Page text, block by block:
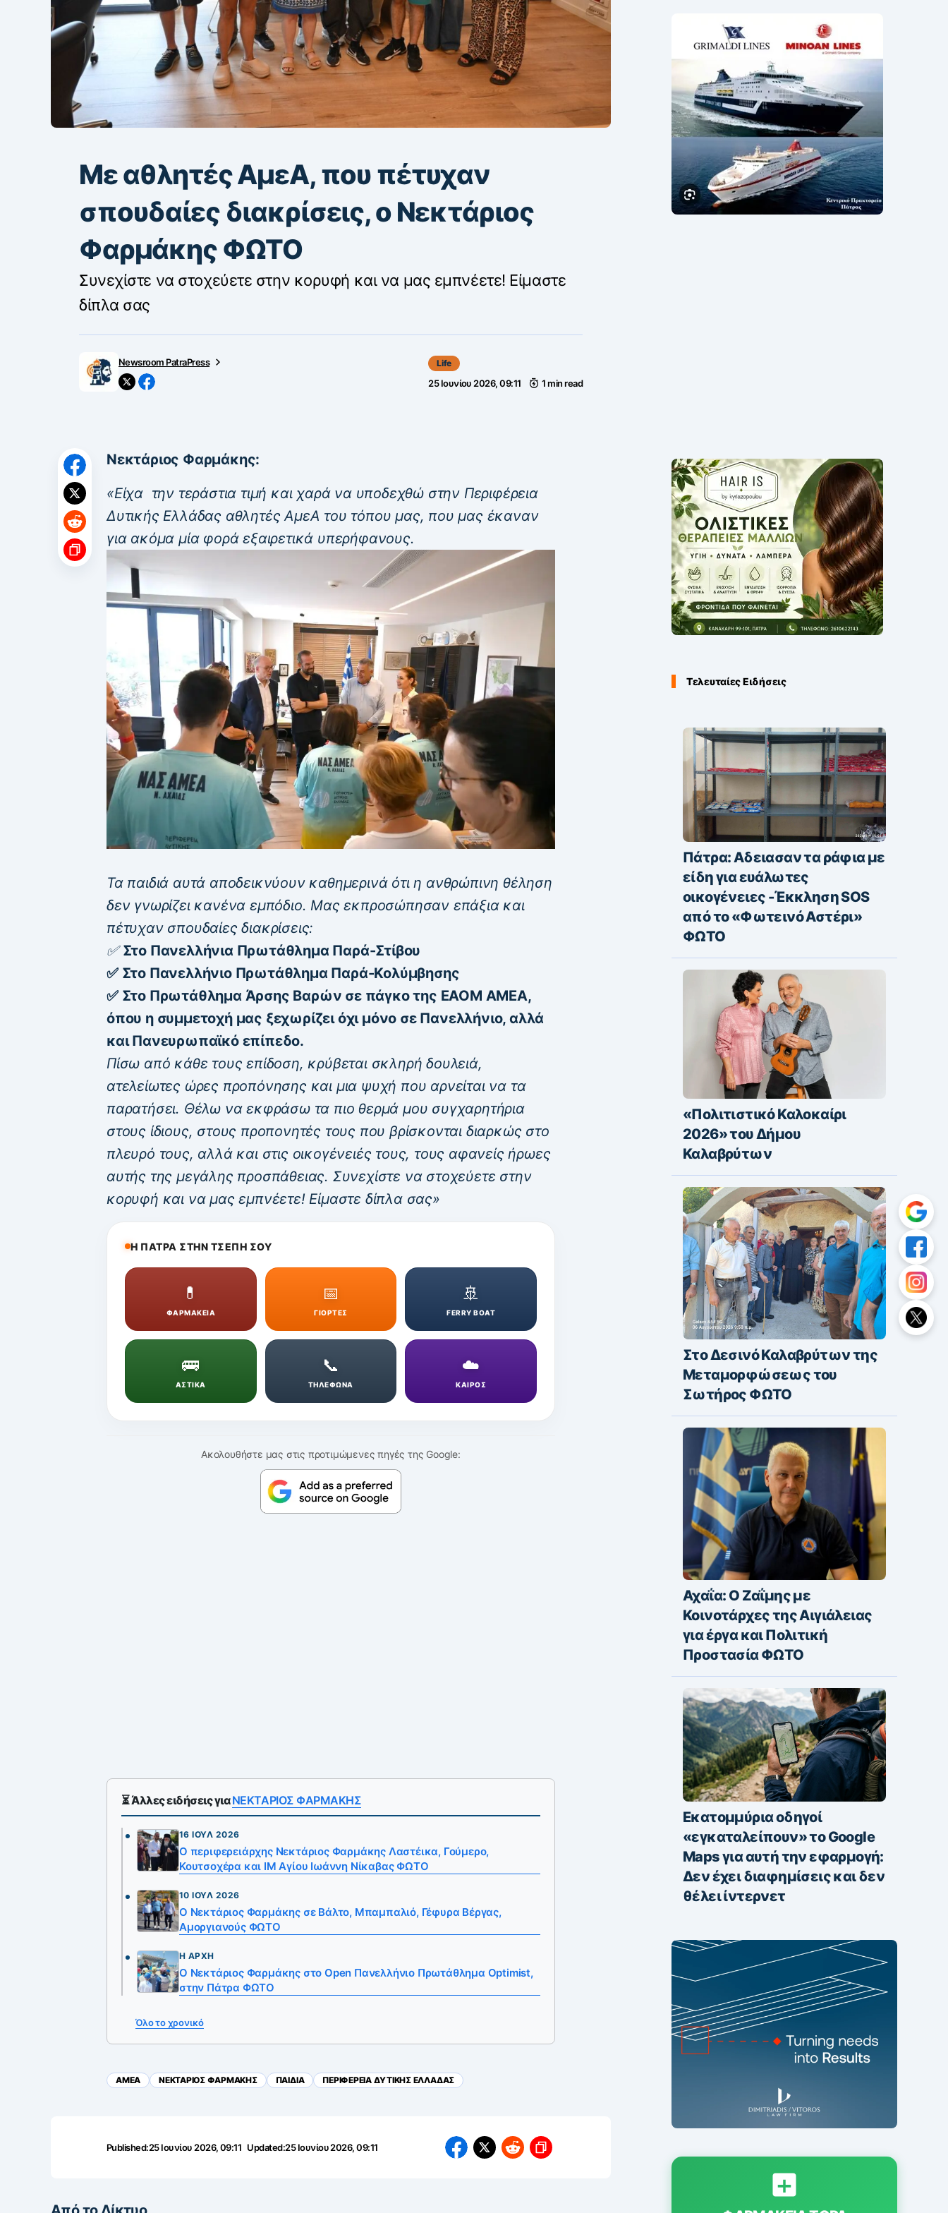
Με αθλητές ΑμεΑ, που πέτυχαν
σπουδαίες διακρίσεις, ο Νεκτάριος
Φαρμάκης ΦΩΤΟ
Συνεχίστε να στοχεύετε στην κορυφή και να μας εμπνέετε! Είμαστε
δίπλα σας
Newsroom PatraPress Life
25 Ιουνίου 2026, 09:11 1 min read
Νεκτάριος Φαρμάκης:
«Είχα την τεράστια τιμή και χαρά να υποδεχθώ στην Περιφέρεια
Δυτικής Ελλάδας αθλητές ΑμεΑ του τόπου μας, που μας έκαναν
για ακόμα μία φορά εξαιρετικά υπερήφανους.
Τα παιδιά αυτά αποδεικνύουν καθημερινά ότι η ανθρώπινη θέληση
δεν γνωρίζει κανένα εμπόδιο. Μας εκπροσώπησαν επάξια και
πέτυχαν σπουδαίες διακρίσεις:
✅Στο Πανελλήνια Πρωτάθλημα Παρά-Στίβου
✅ Στο Πανελλήνιο Πρωτάθλημα Παρά-Κολύμβησης
✅ Στο Πρωτάθλημα Άρσης Βαρών σε πάγκο της ΕΑΟΜ ΑΜΕΑ,
όπου η συμμετοχή μας ξεχωρίζει όχι μόνο σε Πανελλήνιο, αλλά
και Πανευρωπαϊκό επίπεδο.
Πίσω από κάθε τους επίδοση, κρύβεται σκληρή δουλειά,
ατελείωτες ώρες προπόνησης και μια ψυχή που αρνείται να τα
παρατήσει. Θέλω να εκφράσω τα πιο θερμά μου συγχαρητήρια
στους ίδιους, στους προπονητές τους που βρίσκονται διαρκώς στο
πλευρό τους, αλλά και στις οικογένειές τους, τους αφανείς ήρωες
αυτής της μεγάλης προσπάθειας. Συνεχίστε να στοχεύετε στην
κορυφή και να μας εμπνέετε! Είμαστε δίπλα σας»
Η ΠΑΤΡΑ ΣΤΗΝ ΤΣΕΠΗ ΣΟΥ
💊
ΦΑΡΜΑΚΕΙΑ
📅
ΓΙΟΡΤΕΣ
🚢
FERRY BOAT
🚌
ΑΣΤΙΚΑ
📞
ΤΗΛΕΦΩΝΑ
☁️
ΚΑΙΡΟΣ
Ακολουθήστε μας στις προτιμώμενες πηγές της Google:
⏳ Άλλες ειδήσεις γιαΝΕΚΤΑΡΙΟΣ ΦΑΡΜΑΚΗΣ
16 ΙΟΎΛ 2026
Ο περιφερειάρχης Νεκτάριος Φαρμάκης Λαστέικα, Γούμερο,
Κουτσοχέρα και ΙΜ Αγίου Ιωάννη Νίκαβας ΦΩΤΟ
10 ΙΟΎΛ 2026
Ο Νεκτάριος Φαρμάκης σε Βάλτο, Μπαμπαλιό, Γέφυρα Βέργας,
Αμοργιανούς ΦΩΤΟ
Η ΑΡΧΉ
Ο Νεκτάριος Φαρμάκης στο Open Πανελλήνιο Πρωτάθλημα Optimist,
στην Πάτρα ΦΩΤΟ
Όλο το χρονικό
ΑΜΕΑ ΝΕΚΤΑΡΙΟΣ ΦΑΡΜΑΚΗΣ ΠΑΙΔΙΑ ΠΕΡΙΦΕΡΕΙΑ ΔΥΤΙΚΗΣ ΕΛΛΑΔΑΣ
Published:25 Ιουνίου 2026, 09:11 Updated:25 Ιουνίου 2026, 09:11
Τελευταίες Ειδήσεις
Πάτρα: Αδειασαν τα ράφια με
είδη για ευάλωτες
οικογένειες -Έκκληση SOS
από το «Φωτεινό Αστέρι»
ΦΩΤΟ
«Πολιτιστικό Καλοκαίρι
2026» του Δήμου
Καλαβρύτων
Στο Δεσινό Καλαβρύτων της
Μεταμορφώσεως του
Σωτήρος ΦΩΤΟ
Αχαΐα: Ο Ζαΐμης με
Κοινοτάρχες της Αιγιάλειας
για έργα και Πολιτική
Προστασία ΦΩΤΟ
Εκατομμύρια οδηγοί
«εγκαταλείπουν» το Google
Maps για αυτή την εφαρμογή:
Δεν έχει διαφημίσεις και δεν
θέλει ίντερνετ